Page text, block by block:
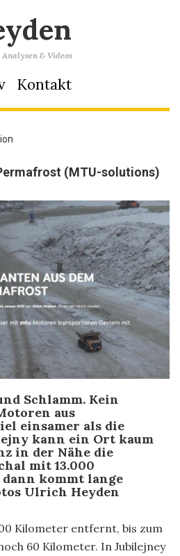
& Videos
Kontakt
(MTU-solutions)
Schlamm. Kein
aus
einsamer als die
kann ein Ort kaum
in der Nähe die
mit 13.000
kommt lange
Ulrich Heyden
Kilometer entfernt, bis zum
60 Kilometer. In Jubilejney